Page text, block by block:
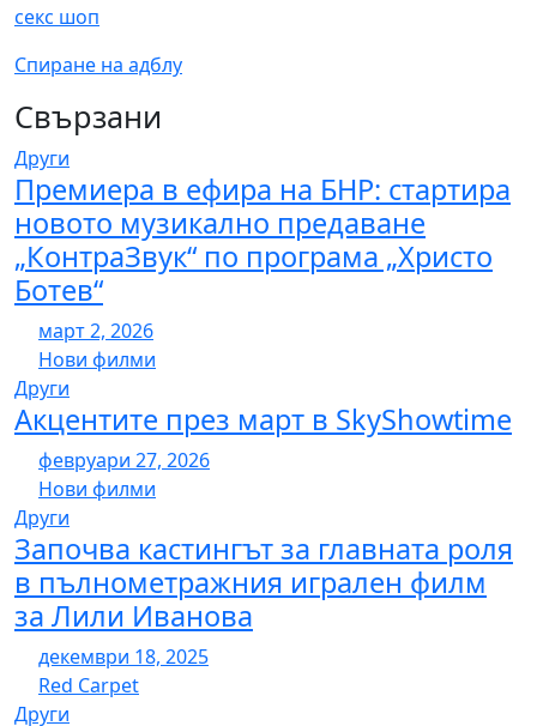
секс шоп
Спиране на адблу
Свързани
Други
Премиера в ефира на БНР: стартира
новото музикално предаване
„КонтраЗвук“ по програма „Христо
Ботев“
март 2, 2026
Нови филми
Други
Акцентите през март в SkyShowtime
февруари 27, 2026
Нови филми
Други
Започва кастингът за главната роля
в пълнометражния игрален филм
за Лили Иванова
декември 18, 2025
Red Carpet
Други